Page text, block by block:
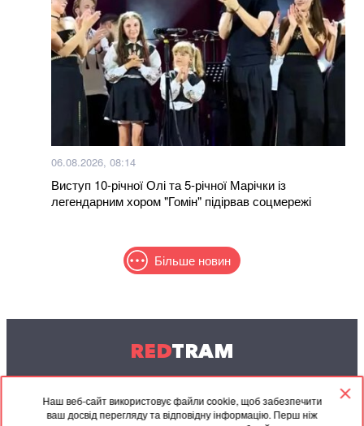
Наш веб-сайт використовує файли cookie, щоб забезпечити
ваш досвід перегляду та відповідну інформацію. Перш ніж
06.08.2026, 08:14
Виступ 10-річної Олі та 5-річної Марічки із
легендарним хором "Гомін" підірвав соцмережі
Більше новин
REDTRAM
© 2004-2026 Redtram, Ltd.